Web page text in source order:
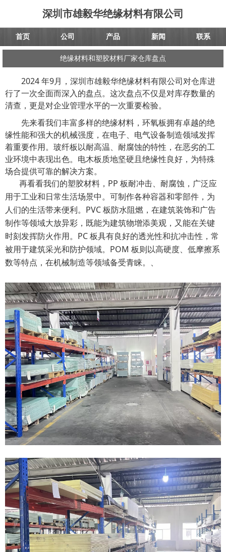
深圳市雄毅华绝缘材料有限公司
首页 公司 产品 新闻 联系
绝缘材料和塑胶材料厂家仓库盘点
2024 年9月 ， 深圳市雄毅华绝缘材料有限公司对仓库进
行了一次全面而深入的盘点。这次盘点不仅是对库存数量的
清查，更是对企业管理水平的一次重要检验。
先来看我们丰富多样的绝缘材料，环氧板拥有卓越的绝
缘性能和强大的机械强度，在电子、电气设备制造领域发挥
着重要作用。玻纤板以耐高温、耐腐蚀的特性，在恶劣的工
业环境中表现出色。电木板质地坚硬且绝缘性良好，为特殊
场合提供可靠的解决方案。
再看看我们的塑胶材料， PP 板耐冲击、耐腐蚀，广泛应
用于工业和日常生活场景中。可制作各种容器和零部件，为
人们的生活带来便利。PVC 板防水阻燃，在建筑装饰和广告
制作等领域大放异彩，既能为建筑物增添美观，又能在关键
时刻发挥防火作用。PC 板具有良好的透光性和抗冲击性，常
被用于建筑采光和防护领域。POM 板则以高硬度、低摩擦系
数等特点，在机械制造等领域备受青睐。、